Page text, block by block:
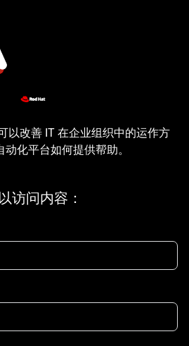
以改善 IT 在企业组织中的运作方
化平台如何提供帮助。
访问内容：